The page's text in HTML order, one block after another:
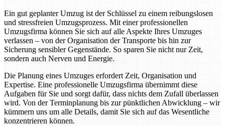
Ein gut geplanter Umzug ist der Schlüssel zu einem reibungslosen
und stressfreien Umzugsprozess. Mit einer professionellen
Umzugsfirma können Sie sich auf alle Aspekte Ihres Umzuges
verlassen – von der Organisation der Transporte bis hin zur
Sicherung sensibler Gegenstände. So sparen Sie nicht nur Zeit,
sondern auch Nerven und Energie.
Die Planung eines Umzuges erfordert Zeit, Organisation und
Expertise. Eine professionelle Umzugsfirma übernimmt diese
Aufgaben für Sie und sorgt dafür, dass nichts dem Zufall überlassen
wird. Von der Terminplanung bis zur pünktlichen Abwicklung – wir
kümmern uns um alle Details, damit Sie sich auf das Wesentliche
konzentrieren können.